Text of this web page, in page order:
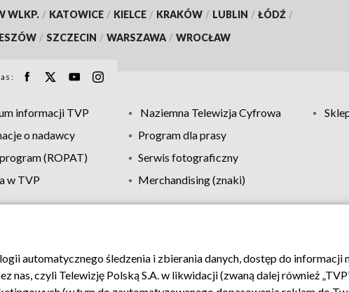
WLKP. / KATOWICE / KIELCE / KRAKÓW / LUBLIN / ŁÓDŹ /
/ SZCZECIN / WARSZAWA / WROCŁAW
informacji TVP Naziemna Telewizja Cyfrowa
o nadawcy
Program dla prasy
(ROPAT)
Serwis fotograficzny
w TVP
Merchandising (znaki)
Moje zgody Pomoc Biuro reklamy Kontakt
automatycznego śledzenia i zbierania danych, dostęp do informacji
czyli Telewizję Polską S.A. w likwidacji (zwaną dalej również